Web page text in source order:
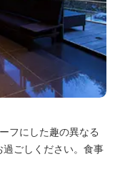
フにした趣の異なる
ごしください。食事